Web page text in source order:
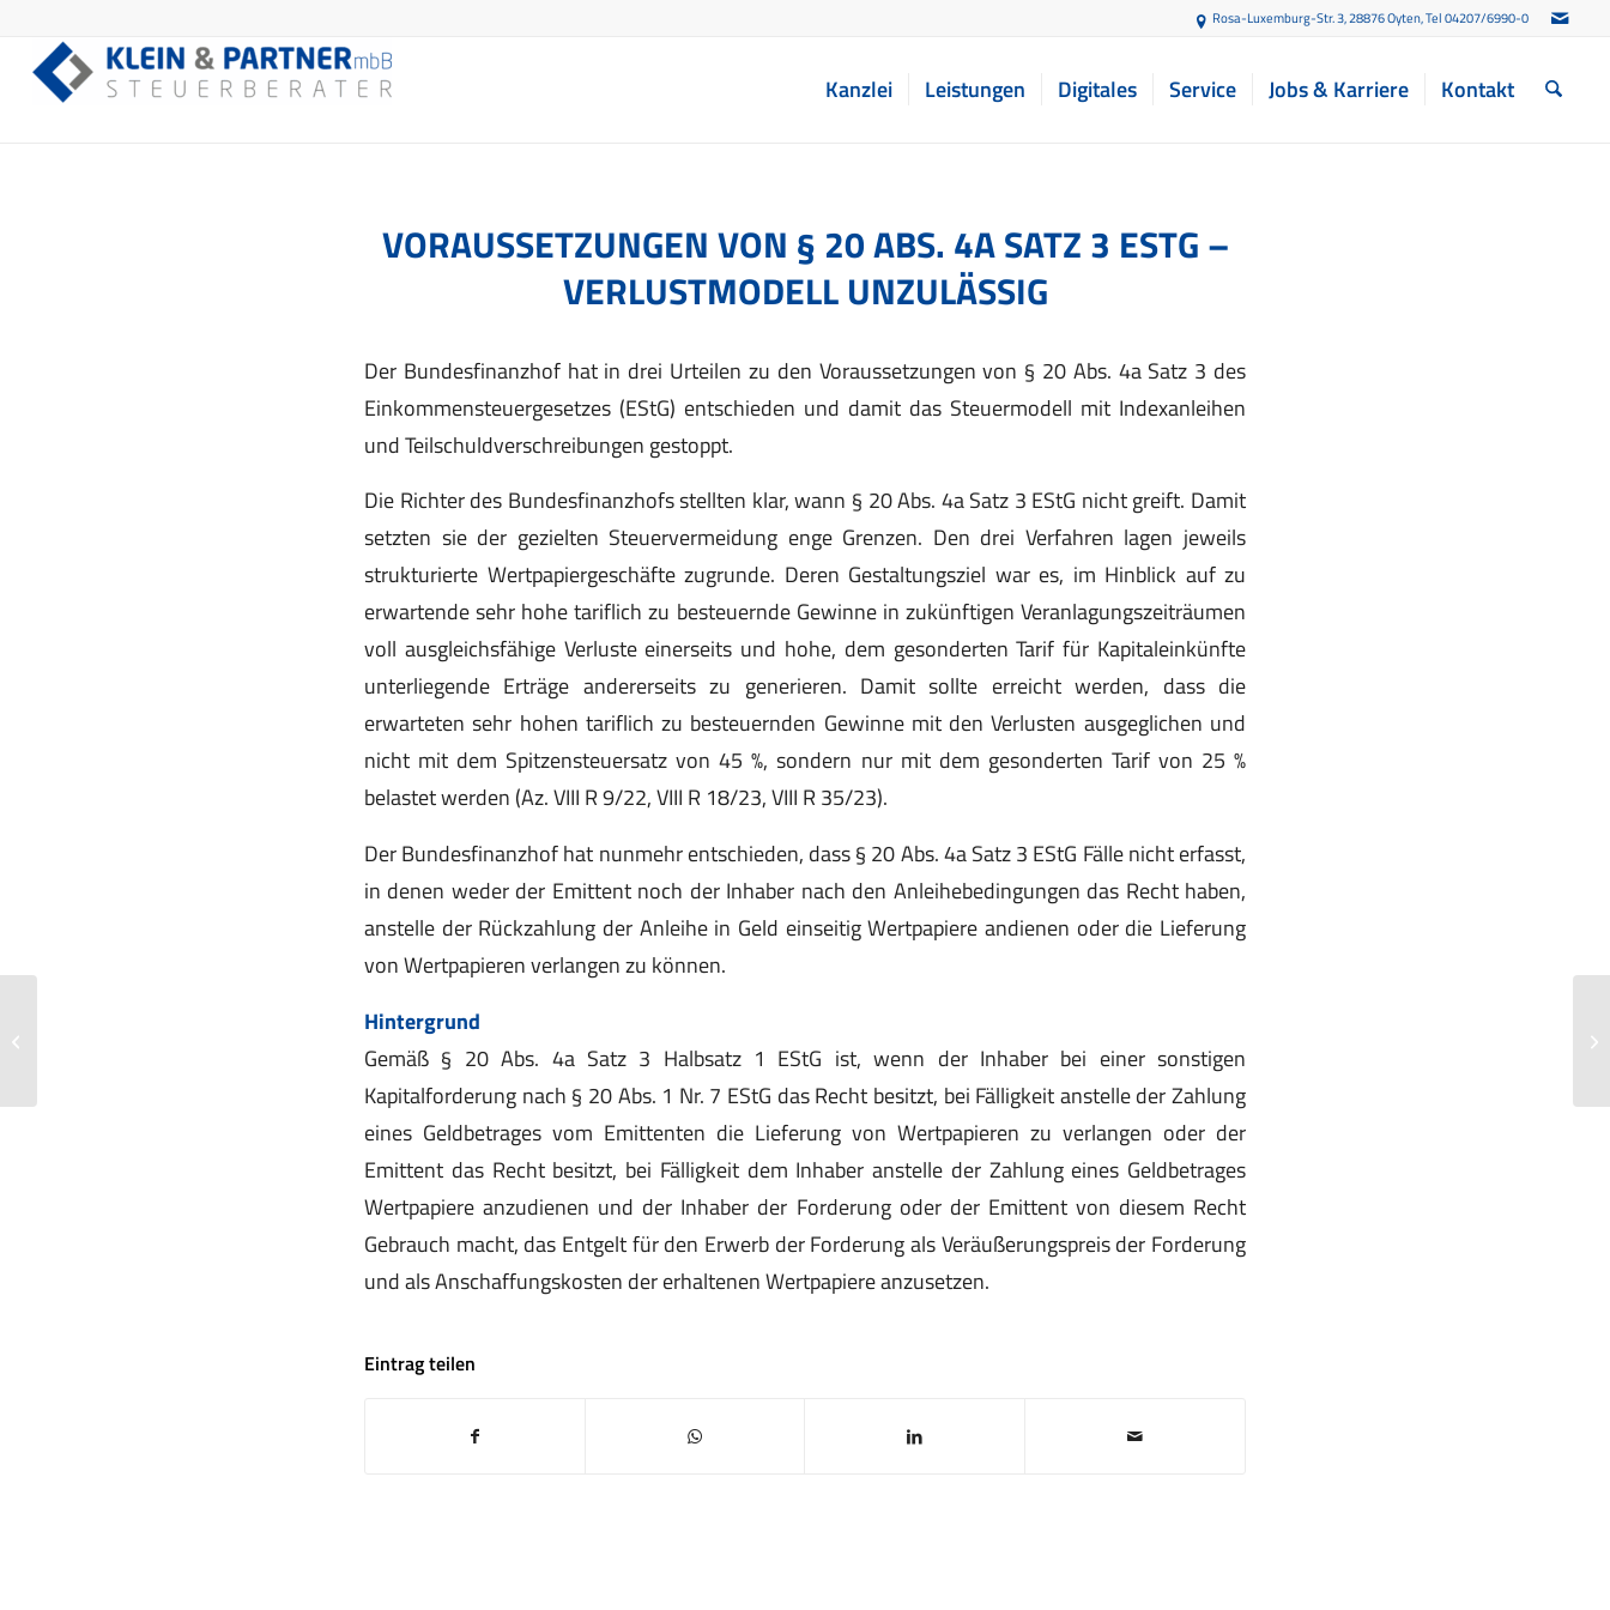
Rosa-Luxemburg-Str. 3, 28876 Oyten, Tel 04207/6990-0
Kanzlei Leistungen Digitales Service Jobs & Karriere Kontakt
VORAUSSETZUNGEN VON § 20 ABS. 4A SATZ 3 ESTG –
VERLUSTMODELL UNZULÄSSIG
Der Bundesfinanzhof hat in drei Urteilen zu den Voraussetzungen von § 20 Abs. 4a Satz 3 des
Einkommensteuergesetzes (EStG) entschieden und damit das Steuermodell mit Indexanleihen
und Teilschuldverschreibungen gestoppt.
Die Richter des Bundesfinanzhofs stellten klar, wann § 20 Abs. 4a Satz 3 EStG nicht greift. Damit
setzten sie der gezielten Steuervermeidung enge Grenzen. Den drei Verfahren lagen jeweils
strukturierte Wertpapiergeschäfte zugrunde. Deren Gestaltungsziel war es, im Hinblick auf zu
erwartende sehr hohe tariflich zu besteuernde Gewinne in zukünftigen Veranlagungszeiträumen
voll ausgleichsfähige Verluste einerseits und hohe, dem gesonderten Tarif für Kapitaleinkünfte
unterliegende Erträge andererseits zu generieren. Damit sollte erreicht werden, dass die
erwarteten sehr hohen tariflich zu besteuernden Gewinne mit den Verlusten ausgeglichen und
nicht mit dem Spitzensteuersatz von 45 %, sondern nur mit dem gesonderten Tarif von 25 %
belastet werden (Az. VIII R 9/22, VIII R 18/23, VIII R 35/23).
Der Bundesfinanzhof hat nunmehr entschieden, dass § 20 Abs. 4a Satz 3 EStG Fälle nicht erfasst,
in denen weder der Emittent noch der Inhaber nach den Anleihebedingungen das Recht haben,
anstelle der Rückzahlung der Anleihe in Geld einseitig Wertpapiere andienen oder die Lieferung
von Wertpapieren verlangen zu können.
Hintergrund
Gemäß § 20 Abs. 4a Satz 3 Halbsatz 1 EStG ist, wenn der Inhaber bei einer sonstigen
Kapitalforderung nach § 20 Abs. 1 Nr. 7 EStG das Recht besitzt, bei Fälligkeit anstelle der Zahlung
eines Geldbetrages vom Emittenten die Lieferung von Wertpapieren zu verlangen oder der
Emittent das Recht besitzt, bei Fälligkeit dem Inhaber anstelle der Zahlung eines Geldbetrages
Wertpapiere anzudienen und der Inhaber der Forderung oder der Emittent von diesem Recht
Gebrauch macht, das Entgelt für den Erwerb der Forderung als Veräußerungspreis der Forderung
und als Anschaffungskosten der erhaltenen Wertpapiere anzusetzen.
Eintrag teilen